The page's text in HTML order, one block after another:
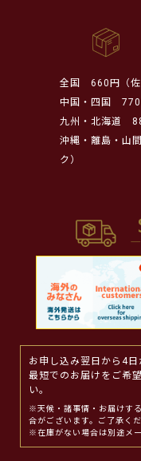
全国
660円（佐
中国・四国
770
九州・北海道
沖縄・離島・山
ク）
お申し込み翌日から4日
最短でのお届けをご希
い。
※天候・諸事情・お届けす
合がございます。ご了承くだ
※在庫がない場合は別途メ